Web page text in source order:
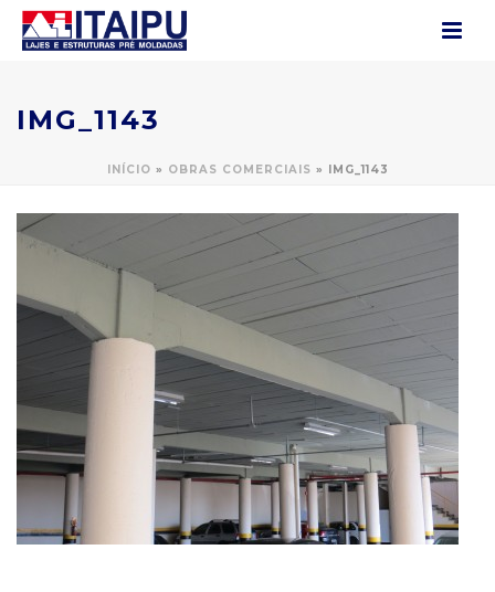
IMG_1143
INÍCIO » OBRAS COMERCIAIS » IMG_1143